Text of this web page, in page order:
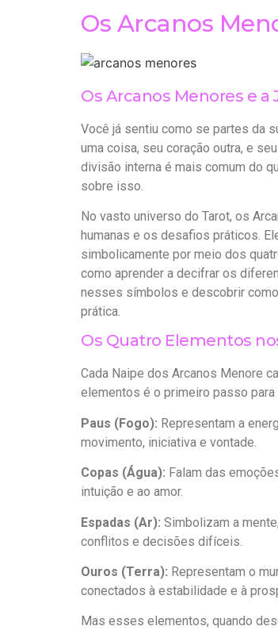
Os Arcanos
Os Arcanos Menores e a
Você já sentiu como se partes da
uma coisa, seu coração outra, e
divisão interna é mais comum do
sobre isso.
No vasto universo do Tarot, os
humanas e os desafios práticos.
simbolicamente por meio dos
como aprender a decifrar os
nesses símbolos e descobrir
prática.
Os Quatro Elementos
Cada Naipe dos Arcanos Menore
elementos é o primeiro passo
Paus (Fogo): Representam a
movimento, iniciativa e vontade.
Copas (Água): Falam das
intuição e ao amor.
Espadas (Ar): Simbolizam a
conflitos e decisões difíceis.
Ouros (Terra): Representam o
conectados à estabilidade e à
Mas esses elementos, quando